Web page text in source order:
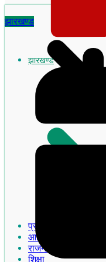
झारखण्ड
प्रमुख खबरे
आदिवासी
राजनीति
शिक्षा
झारखण्ड